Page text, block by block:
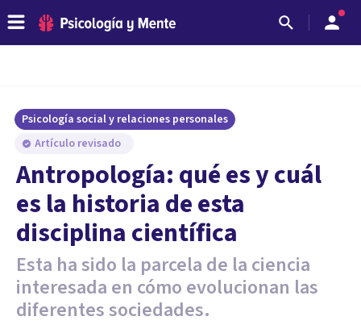
Psicología social y relaciones personales
Artículo revisado
Antropología: qué es y cuál
es la historia de esta
disciplina científica
Esta ha sido la parcela de la ciencia
interesada en cómo evolucionan las
diferentes sociedades.